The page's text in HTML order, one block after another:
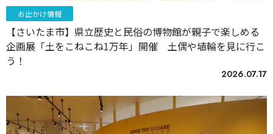
お出かけ情報
【さいたま市】県立歴史と民俗の博物館が親子で楽しめる
企画展「土をこねこね1万年」開催 土偶や埴輪を見に行こ
う！
2026.07.17